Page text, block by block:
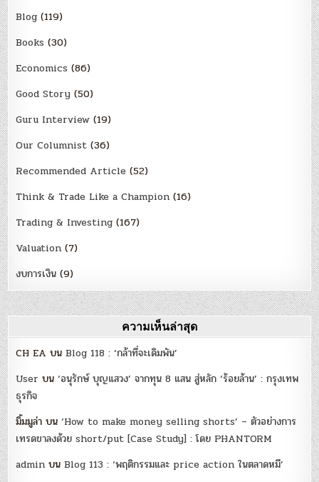
Blog (119)
Books (30)
Economics (86)
Good Story (50)
Guru Interview (19)
Our Columnist (36)
Recommended Article (52)
Think & Trade Like a Champion (16)
Trading & Investing (167)
Valuation (7)
งบการเงิน (9)
ความเห็นล่าสุด
CH EA บนBlog 118 : ‘กล้าที่จะเดิมพัน’
User บน‘อนุรักษ์ บุญแสวง’ จากทุน 8 แสน สู่หลัก ‘ร้อยล้าน’ : กรุงเทพ
ธุรกิจ
มิ้มมูล่า บน‘How to make money selling shorts’ – ตัวอย่างการ
เทรดขาลงด้วย short/put [Case Study] : โดย PHANTORM
admin บนBlog 113 : ‘พฤติกรรมและ price action ในตลาดหมี’